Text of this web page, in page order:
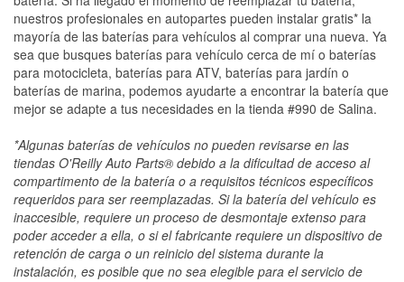
nuestros profesionales en autopartes pueden instalar gratis* la
mayoría de las baterías para vehículos al comprar una nueva. Ya
sea que busques baterías para vehículo cerca de mí o baterías
para motocicleta, baterías para ATV, baterías para jardín o
baterías de marina, podemos ayudarte a encontrar la batería que
mejor se adapte a tus necesidades en la tienda #990 de Salina.
*Algunas baterías de vehículos no pueden revisarse en las
tiendas O'Reilly Auto Parts® debido a la dificultad de acceso al
compartimento de la batería o a requisitos técnicos específicos
requeridos para ser reemplazadas. Si la batería del vehículo es
inaccesible, requiere un proceso de desmontaje extenso para
poder acceder a ella, o si el fabricante requiere un dispositivo de
retención de carga o un reinicio del sistema durante la
instalación, es posible que no sea elegible para el servicio de